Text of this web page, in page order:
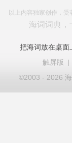
以上内容独家创作，
海词词典，
把海词放在桌面
触屏版
|
©2003 - 2026